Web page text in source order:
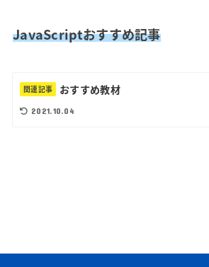
JavaScriptおすすめ記事
関連記事 おすすめ教材
2021.10.04